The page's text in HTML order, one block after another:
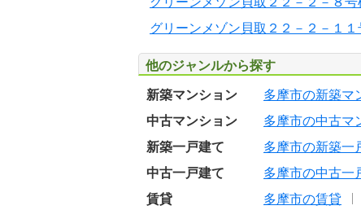
グリーンメゾン貝取２２－２－１１
他のジャンルから探す
新築マンション 多摩市の新築マ
中古マンション
多摩市の中古マ
新築一戸建て
多摩市の新築一
中古一戸建て
多摩市の中古一
賃貸
多摩市の賃貸